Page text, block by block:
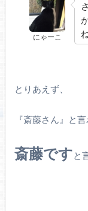
にゃーこ
とりあえず、
『斎藤さん』と言
斎藤ですと